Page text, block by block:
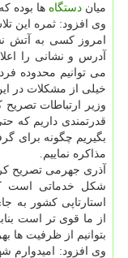
میان دستگاه ها بوده
وی افزود: ثمره این
امروز كسی به آتش
آدرس و نشانی را
می توانیم محدوده
خیلی از مشكلات در
وزیر ارتباطات
قدرتمندی داریم كه
بگیریم چگونه برای
مذاكره نماییم.
آذری جهرمی تصریح
شكل خدماتی است
استارتاپی كشور به
از ما قوی تر است
بتوانیم از ظرفیت ها
وی افزود: امیدوارم